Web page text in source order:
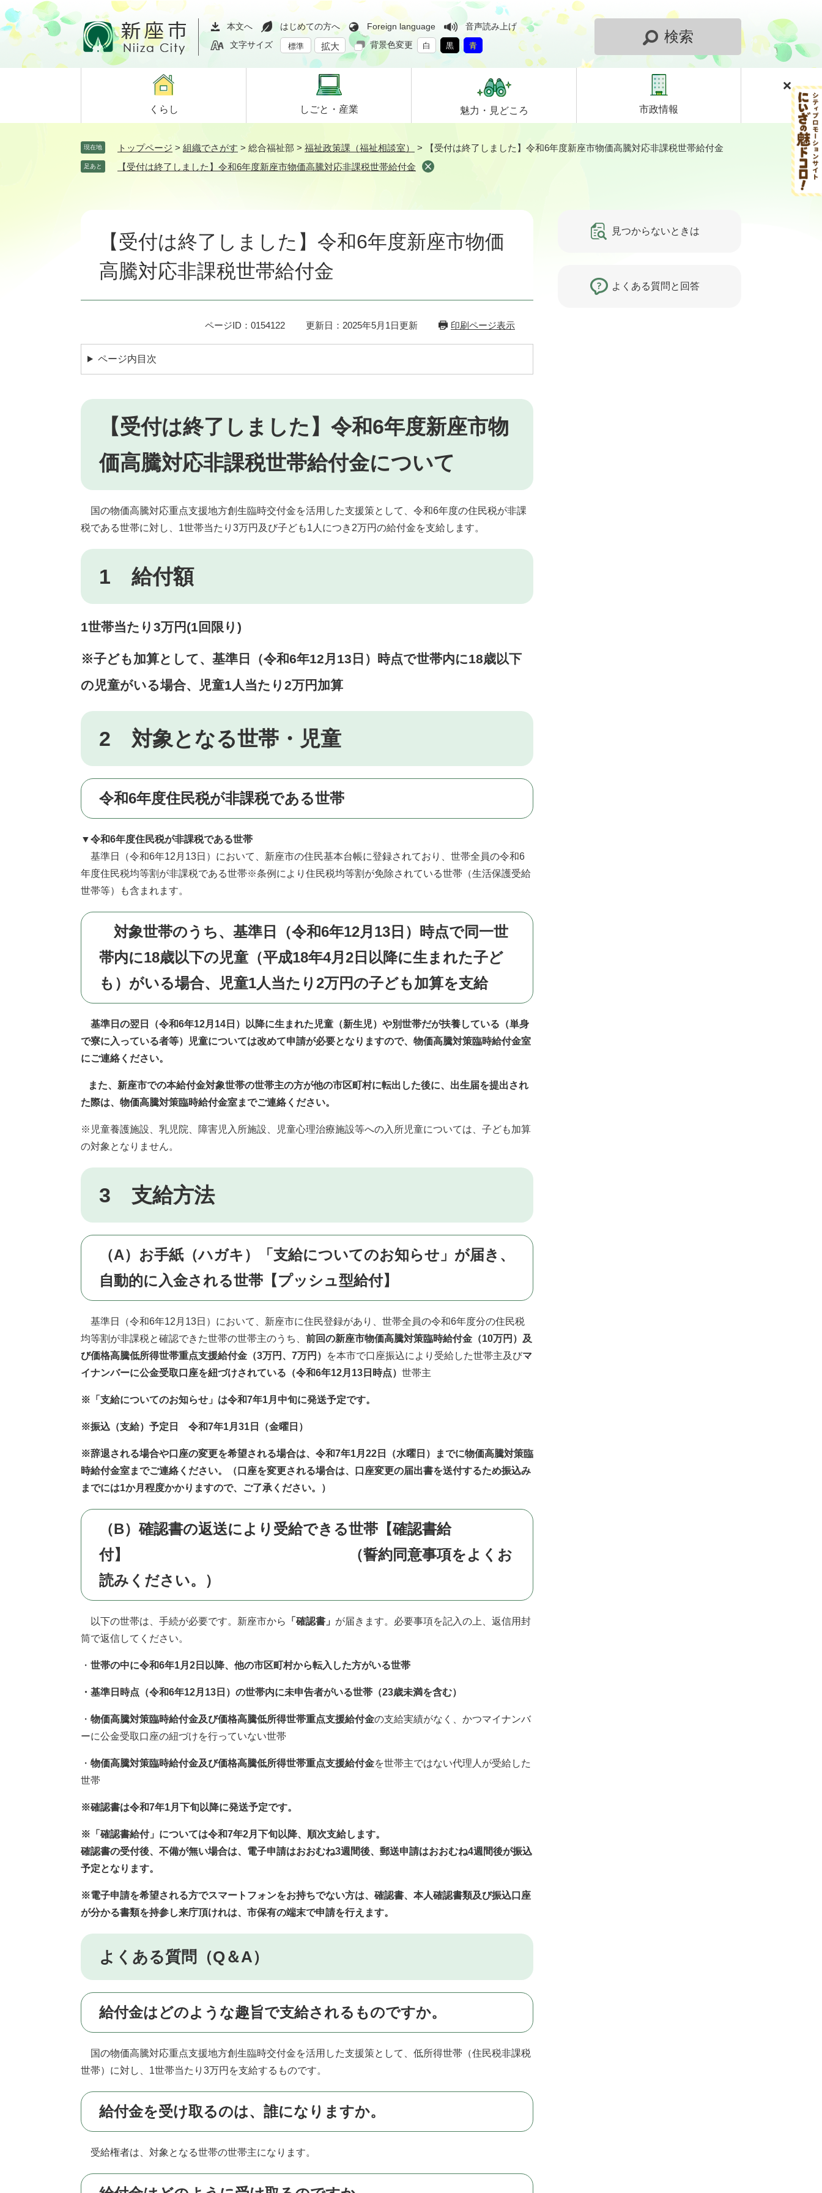
ペ
ー
ジ
メ
ニ
ュ
て
本文へ はじめての方へ Foreign language
音声読み上げ
文字サイズ
標準 拡大 背景色変更 白 黒 青
検索
くらし しごと・ 産業 魅力・ 見どころ 市政情報
現在地 トップページ > 組織でさがす > 総合福祉部 > 福祉政策課（福祉相談室） > 【受付は終了しました】令和6年度新座市物価高騰対応非課税世帯給付金
足あと 【受付は終了しました】令和6年度新座市物価高騰対応非課税世帯給付金
【受付は終了しました】令和6年度新座市物価
高騰対応非課税世帯給付金
ページID：0154122 更新日：2025年5月1日更新 印刷ページ表示
ページ内目次
【受付は終了しました】令和6年度新座市物
価高騰対応非課税世帯給付金について
国の物価高騰対応重点支援地方創生臨時交付金を活用した支援策として、令和6年度の住民税が非課
税である世帯に対し、1世帯当たり3万円及び子ども1人につき2万円の給付金を支給します。
1 給付額
1世帯当たり3万円(1回限り)
※子ども加算として、基準日（令和6年12月13日）時点で世帯内に18歳以下
の児童がいる場合、児童1人当たり2万円加算
2 対象となる世帯・児童
令和6年度住民税が非課税である世帯
▼令和6年度住民税が非課税である世帯
基準日（令和6年12月13日）において、新座市の住民基本台帳に登録されており、世帯全員の令和6
年度住民税均等割が非課税である世帯※条例により住民税均等割が免除されている世帯（生活保護受給
世帯等）も含まれます。
対象世帯のうち、基準日（令和6年12月13日）時点で同一世
帯内に18歳以下の児童（平成18年4月2日以降に生まれた子ど
も）がいる場合、児童1人当たり2万円の子ども加算を支給
基準日の翌日（令和6年12月14日）以降に生まれた児童（新生児）や別世帯だが扶養している（単身
で寮に入っている者等）児童については改めて申請が必要となりますので、物価高騰対策臨時給付金室
にご連絡ください。
また、新座市での本給付金対象世帯の世帯主の方が他の市区町村に転出した後に、出生届を提出され
た際は、物価高騰対策臨時給付金室までご連絡ください。
※児童養護施設、乳児院、障害児入所施設、児童心理治療施設等への入所児童については、子ども加算
の対象となりません。
3 支給方法
（A）お手紙（ハガキ）「支給についてのお知らせ」が届き、
自動的に入金される世帯【プッシュ型給付】
基準日（令和6年12月13日）において、新座市に住民登録があり、世帯全員の令和6年度分の住民税
均等割が非課税と確認できた世帯の世帯主のうち、 ​前回の新座市物価高騰対策臨時給付金（10万円）及
び価格高騰低所得世帯重点支援給付金（3万円、7万円）
を本市で口座振込により受給した世帯主及びマ
イナンバーに公金受取口座を紐づけされている（令和6年12月13日時点） 世帯主
※「支給についてのお知らせ」は令和7年1月中旬に発送予定です。
※振込（支給）予定日 令和7年1月31日（金曜日）
※辞退される場合や口座の変更を希望される場合は、令和7年1月22日（水曜日）までに物価高騰対策臨
時給付金室までご連絡ください。（口座を変更される場合は、口座変更の届出書を送付するため振込み
までには1か月程度かかりますので、ご了承ください。）
（B）確認書の返送により受給できる世帯【確認書給
付】 （誓約同意事項をよくお
読みください。）
以下の世帯は、手続が必要です。新座市から 「確認書」 が届きます。必要事項を記入の上、返信用封
筒で返信してください。
​・ 世帯の中に令和6年1月2日以降、他の市区町村から転入した方がいる世帯
・基準日時点（令和6年12月13日）の世帯内に未申告者がいる世帯（23歳未満を含む）
・ 物価高騰対策臨時給付金及び価格高騰低所得世帯重点支援給付金の支給実績がなく、かつマイナンバ
ーに公金受取口座の紐づけを行っていない世帯
・ 物価高騰対策臨時給付金及び価格高騰低所得世帯重点支援給付金を世帯主ではない代理人が受給した
世帯
※確認書は令和7年1月下旬以降に発送予定です。
※「確認書給付」については令和7年2月下旬以降、順次支給します。
確認書の受付後、不備が無い場合は、電子申請はおおむね3週間後、郵送申請はおおむね4週間後が振込
予定となります。
※電子申請を希望される方でスマートフォンをお持ちでない方は、確認書、本人確認書類及び振込口座
が分かる書類を持参し来庁頂けれは、市保有の端末で申請を行えます。
よくある質問（Q＆A）
給付金はどのような趣旨で支給されるものですか。
国の物価高騰対応重点支援地方創生臨時交付金を活用した支援策として、低所得世帯（住民税非課税
世帯）に対し、1世帯当たり3万円を支給するものです。
給付金を受け取るのは、誰になりますか。
受給権者は、対象となる世帯の世帯主になります。
見つからないときは
よくある質問と回答